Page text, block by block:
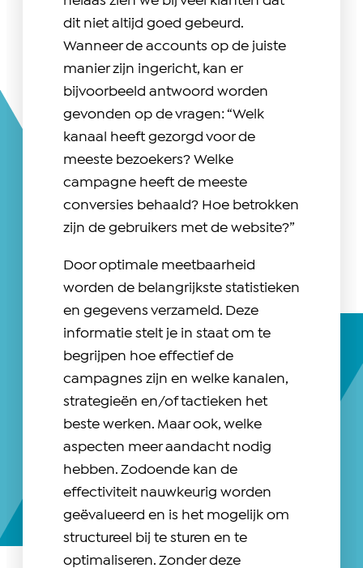
dit niet altijd goed gebeurd.
Wanneer de accounts op de juiste
manier zijn ingericht, kan er
bijvoorbeeld antwoord worden
gevonden op de vragen: “Welk
kanaal heeft gezorgd voor de
meeste bezoekers? Welke
campagne heeft de meeste
conversies behaald? Hoe betrokken
zijn de gebruikers met de website?”
Door optimale meetbaarheid
worden de belangrijkste statistieken
en gegevens verzameld. Deze
informatie stelt je in staat om te
begrijpen hoe effectief de
campagnes zijn en welke kanalen,
strategieën en/of tactieken het
beste werken. Maar ook, welke
aspecten meer aandacht nodig
hebben. Zodoende kan de
effectiviteit nauwkeurig worden
geëvalueerd en is het mogelijk om
structureel bij te sturen en te
optimaliseren. Zonder deze